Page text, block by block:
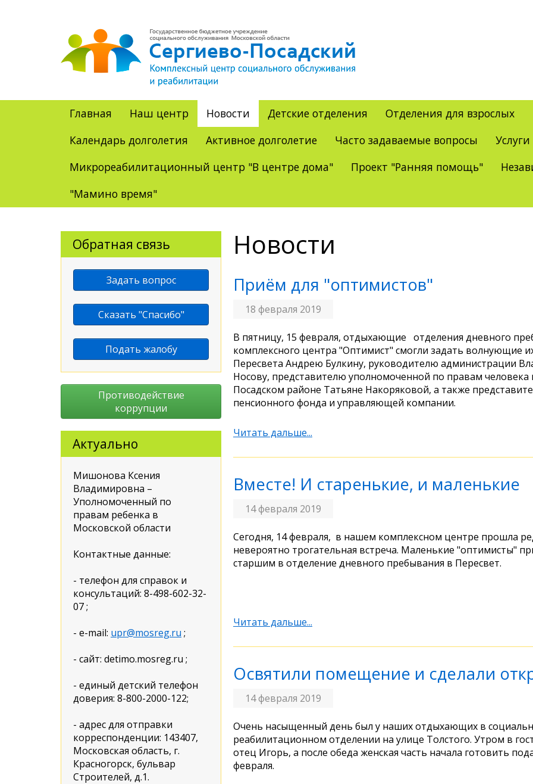
Главная Наш центр Новости Детские отделения Отделения для взрослых
Календарь долголетия
Активное долголетие Часто задаваемые вопросы
Микрореабилитационный центр "В центре дома"
Проект "Ранняя помощь"
"Мамино время"
Новости
Приём для "оптимистов"
18 февраля 2019
В пятницу, 15 февраля, отдыхающие отделения дневного
комплексного центра "Оптимист" смогли задать волнующие
Пересвета Андрею Булкину, руководителю администрации
Носову, представителю уполномоченной по правам человека
Посадском районе Татьяне Накоряковой, а также
пенсионного фонда и управляющей компании.
Читать дальше...
Вместе! И старенькие, и маленькие
14 февраля 2019
Сегодня, 14 февраля, в нашем комплексном центре прошла
невероятно трогательная встреча. Маленькие "оптимисты"
старшим в отделение дневного пребывания в Пересвет.
Читать дальше...
Освятили помещение и сделали
14 февраля 2019
Очень насыщенный день был у наших отдыхающих в
реабилитационном отделении на улице Толстого. Утром в
отец Игорь, а после обеда женская часть начала готовить
февраля.
Обратная связь
Задать вопрос
Сказать "Спасибо"
Подать жалобу
Противодействие
коррупции
Актуально
Мишонова Ксения
Владимировна –
Уполномоченный по
правам ребенка в
Московской области
Контактные данные:
- телефон для справок и
консультаций: 8-498-602-32-
07 ;
- e-mail: upr@mosreg.ru ;
- сайт: detimo.mosreg.ru ;
- единый детский телефон
доверия: 8-800-2000-122;
- адрес для отправки
корреспонденции: 143407,
Московская область, г.
Красногорск, бульвар
Строителей, д.1.